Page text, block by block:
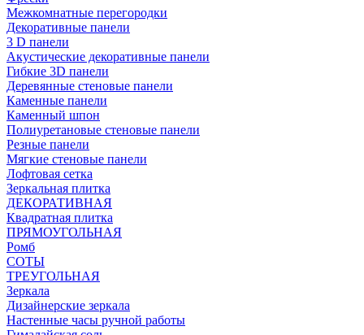
Межкомнатные перегородки
Декоративные панели
3 D панели
Акустические декоративные панели
Гибкие 3D панели
Деревянные стеновые панели
Каменные панели
Каменный шпон
Полиуретановые стеновые панели
Резные панели
Мягкие стеновые панели
Лофтовая сетка
Зеркальная плитка
ДЕКОРАТИВНАЯ
Квадратная плитка
ПРЯМОУГОЛЬНАЯ
Ромб
СОТЫ
ТРЕУГОЛЬНАЯ
Зеркала
Дизайнерские зеркала
Настенные часы ручной работы